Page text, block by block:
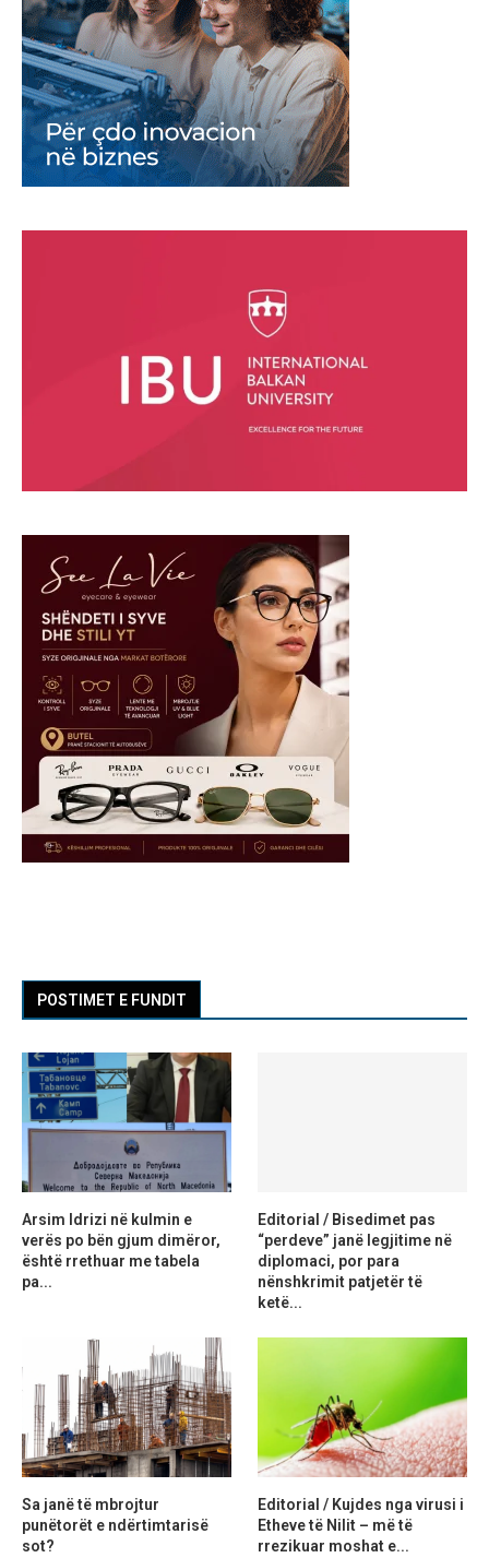
POSTIMET E FUNDIT
Arsim Idrizi në kulmin e
verës po bën gjum dimëror,
është rrethuar me tabela
pa...
Editorial / Bisedimet pas
“perdeve” janë legjitime në
diplomaci, por para
nënshkrimit patjetër të
ketë...
Sa janë të mbrojtur
punëtorët e ndërtimtarisë
sot?
Editorial / Kujdes nga virusi i
Etheve të Nilit – më të
rrezikuar moshat e...